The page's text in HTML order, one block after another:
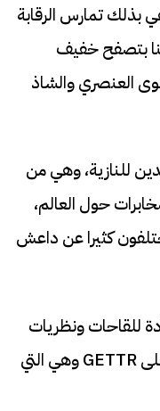
بذلك تمارس الرقابة
بتصفح خفيف
العنصري والشاذ
للنازية، وهي من
حول العالم،
كثيرا عن داعش
للقاحات ونظريات
المؤامرة حول انتخابات 2020 زخمًا على GETTR وهي التي